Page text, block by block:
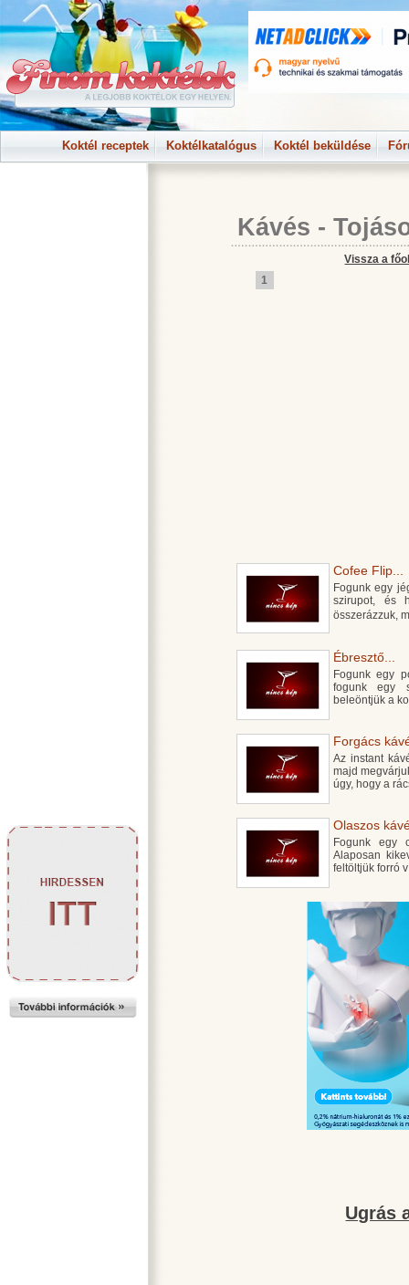
Koktél receptek Koktélkatalógus Koktél beküldése
Kávés -
Vissza a
1
Cofee Flip...
Fogunk egy
szirupot, és
összerázzuk,
Ébresztő...
Fogunk egy
fogunk egy
beleöntjük a
Forgács
Az instant
majd
úgy, hogy a
Olaszos
Fogunk egy
Alaposan
feltöltjük forró
Ugrás